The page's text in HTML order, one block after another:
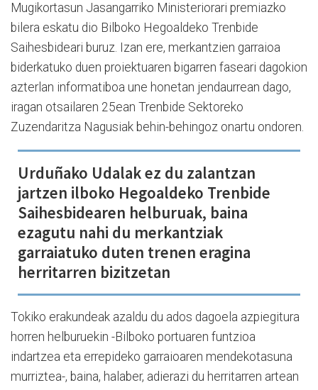
Mugikortasun Jasangarriko Ministeriorari premiazko
bilera eskatu dio Bilboko Hegoaldeko Trenbide
Saihesbideari buruz. Izan ere, merkantzien garraioa
biderkatuko duen proiektuaren bigarren faseari dagokion
azterlan informatiboa une honetan jendaurrean dago,
iragan otsailaren 25ean Trenbide Sektoreko
Zuzendaritza Nagusiak behin-behingoz onartu ondoren.
Urduñako Udalak ez du zalantzan
jartzen ilboko Hegoaldeko Trenbide
Saihesbidearen helburuak, baina
ezagutu nahi du merkantziak
garraiatuko duten trenen eragina
herritarren bizitzetan
Tokiko erakundeak azaldu du ados dagoela azpiegitura
horren helburuekin -Bilboko portuaren funtzioa
indartzea eta errepideko garraioaren mendekotasuna
murriztea-, baina, halaber, adierazi du herritarren artean